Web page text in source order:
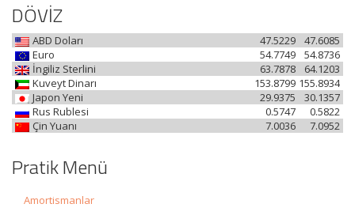
DÖVİZ
ABD Doları 47.6085
47.5229
Euro
54.8736
54.7749
İngiliz Sterlini
64.1203
63.7878
Kuveyt Dinarı
155.8934
153.8799
Japon Yeni
30.1357
29.9375
Rus Rublesi
0.5822
0.5747
Çin Yuanı
7.0952
7.0036
Pratik Menü
Amortismanlar